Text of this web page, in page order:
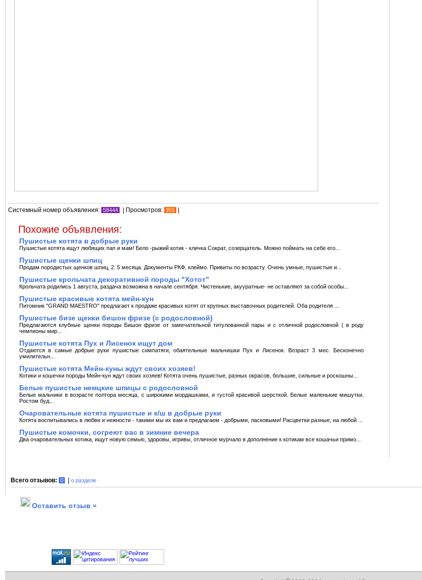
Системный номер объявления: 58444 | Просмотров: 955 |
Похожие объявления:
Пушистые котята в добрые руки
Пушистые котята ищут любящих пап и мам! Бело -рыжий котик - кличка Сократ, созерцатель. Можно поймать на себе его...
Пушистые щенки шпиц
Продам породистыx щенков шпиц, 2. 5 месяца. Документы РКФ, клеймо. Привиты по возрасту. Очень умные, пушистые и...
Пушистые крольчата декоративной породы "Хотот"
Крольчата родились 1 августа, раздача возможна в начале сентября. Чистенькие, акууратные- не оставляют за собой особы...
Пушистые красивые котята мейн-кун
Питомник "GRAND MAESTRO" предлагает к продаже красивых котят от крупных выставочных родителей. Оба родителя ...
Пушистые бизе щенки бишон фризе (с родословной)
Предлагаются клубные щенки породы Бишон фризе от замечательной титулованной пары и с отличной родословной ( в роду
чемпионы мир...
Пушистые котята Пух и Лисенок ищут дом
Отдаются в самые добрые руки пушистые симпатяги, обаятельные мальчишки Пух и Лисенок. Возраст 3 мес. Бесконечно
умилительн...
Пушистые котята Мейн-куны ждут своих хозяев!
Котики и кошечки породы Мейн-кун ждут своих хозяев! Котята очень пушистые, разных окрасов, большие, сильные и роскошны...
Белые пушистые немцкие шпицы с родословной
Белые мальчики в возрасте полтора месяца, с широкими мордашками, и густой красивой шерсткой. Белые маленькие мишутки.
Ростом буд...
Очаровательные котята пушистые и к/ш в добрые руки
Котята воспитывались в любви и нежности - такими мы их вам и предлагаем - добрыми, ласковыми! Расцветки разные, на любой ...
Пушистые комочки, согреют вас в зимние вечера
Два очаровательных котика, ищут новую семью, здоровы, игривы, отличное мурчало в дополнение к котикам все кошачьи примо...
Всего отзывов: 0 | о разделе
Оставить отзыв »